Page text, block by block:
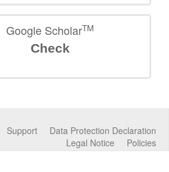
Google ScholarTM
Check
Data Protection Declaration
Support
Policies
Legal Notice